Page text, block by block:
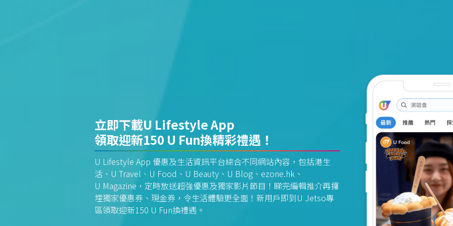
立即下載U Lifestyle App
領取迎新150 U Fun換精彩禮遇！
U Lifestyle App 優惠及生活資訊平台綜合不同網站內容，包括港生
活、U Travel、U Food、U Beauty、U Blog、ezone.hk、
U Magazine，定時放送超強優惠及獨家影片節目！睇完編輯推介再攞
埋獨家優惠券、現金券，令生活體驗更全面！新用戶即到U Jetso專
區領取迎新150 U Fun換禮遇。